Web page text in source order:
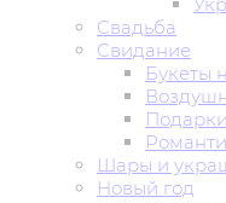
Свадьба
Свидание
Букеты
Шары и
Новый год